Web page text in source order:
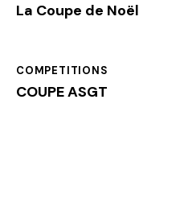
La Coupe de Noël
COMPETITIONS
COUPE ASGT